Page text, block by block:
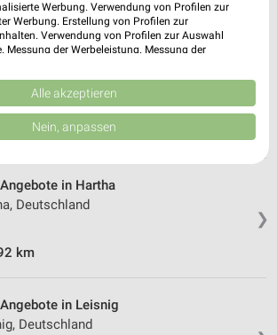
Deutschland
km
❯
in Hartha
Deutschland
km
in Leisnig
Deutschland
Werbung. Verwendung von Profilen zur
Werbung. Erstellung von Profilen zur
Verwendung von Profilen zur Auswahl
Messung der Werbeleistung. Messung der
aus verschiedenen Quellen. Entwicklung und
Verwendung reduzierter Daten zur Auswahl
der Europäischen Union weitergegeben und in die
(1 IAB-Anbieter)
folgende Zwecke:
Zugriff auf Informationen
Daten zur Auswahl von
Alle akzeptieren
Nein, anpassen